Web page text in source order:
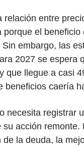
relación entre
porque el
embargo, las
2027 se espera
que llegue a casi
beneficios caería
necesita registrar
su acción
de la deuda, la